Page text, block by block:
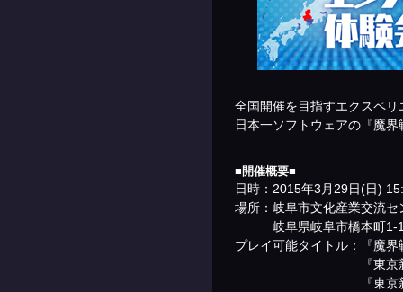
全国開催を目指すエクスペ
日本一ソフトウェアの『魔
■開催概要■
日時：2015年3月29日(日)
場所：岐阜市文化産業交流
岐阜県岐阜市橋本町1-
プレイ可能タイトル：『魔
『東京新世録 オ
『東京新世録 オ